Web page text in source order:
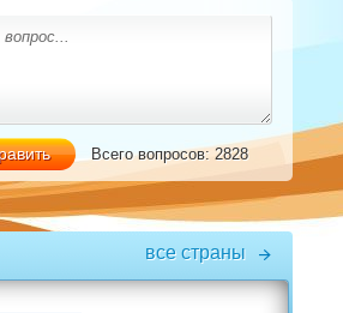
Всего вопросов: 2828
все страны